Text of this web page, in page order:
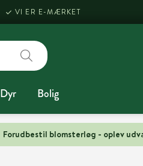
Forudbestil blomsterløg - oplev
VI ER E-MÆRKET
Dyr Bolig